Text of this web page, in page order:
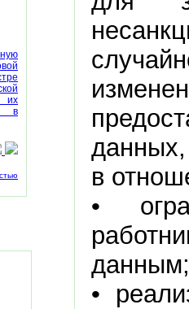
в
в
•
данным;
•